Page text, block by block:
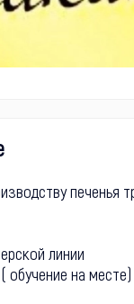
печенья
линии
на месте)